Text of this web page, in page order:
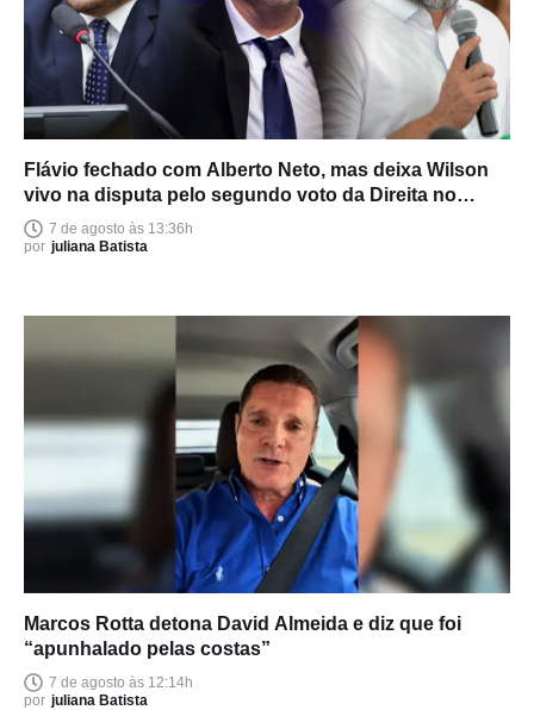
Flávio fechado com Alberto Neto, mas deixa Wilson
vivo na disputa pelo segundo voto da Direita no
Amazonas
7 de agosto às 13:36h
por juliana Batista
Marcos Rotta detona David Almeida e diz que foi
“apunhalado pelas costas”
7 de agosto às 12:14h
por juliana Batista